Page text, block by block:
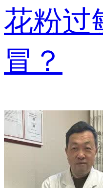
花粉过
冒？